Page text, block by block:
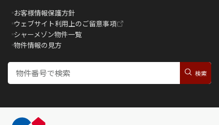
お客様情報保護方針
ウェブサイト利用上のご留意事項
シャーメゾン物件一覧
物件情報の見方